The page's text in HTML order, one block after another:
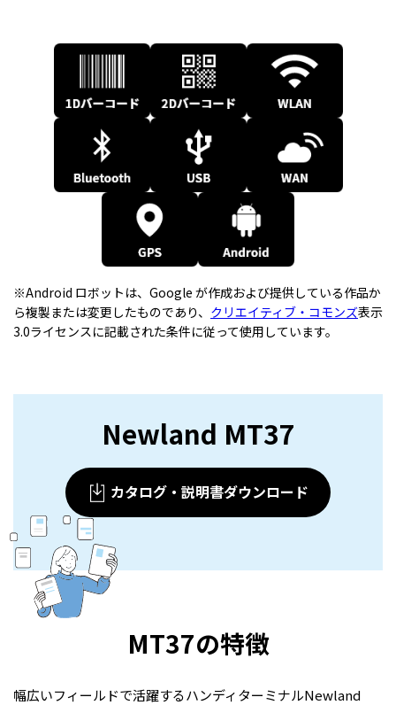
※Android ロボットは、Google が作成および提供している作品か
ら複製または変更したものであり、 クリエイティブ・コモンズ表示
3.0ライセンスに記載された条件に従って使用しています。
Newland MT37
カタログ・説明書ダウンロード
MT37の特徴
幅広いフィールドで活躍するハンディターミナルNewland